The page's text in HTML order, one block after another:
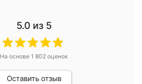
5.0 из 5
На основе 1 802 оценок
Оставить отзыв